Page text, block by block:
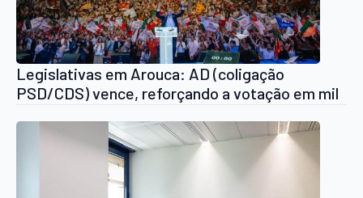
Legislativas em Arouca: AD (coligação
PSD/CDS) vence, reforçando a votação em mil